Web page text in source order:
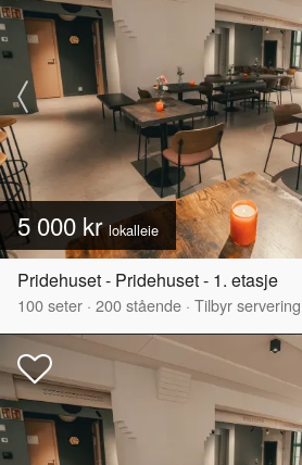
5 000 krlokalleie
Pridehuset - Pridehuset - 1. etasje
100seter · 200stående · Tilbyr servering